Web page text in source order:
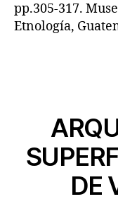
pp.305-317.
Etnología,
DE